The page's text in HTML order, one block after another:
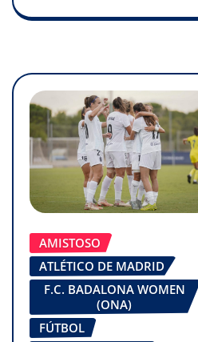
AMISTOSO
ATLÉTICO DE MADRID
F.C. BADALONA WOMEN
(ONA)
FÚTBOL